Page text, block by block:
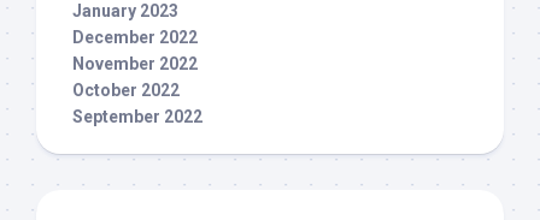
January 2023
December 2022
November 2022
October 2022
September 2022